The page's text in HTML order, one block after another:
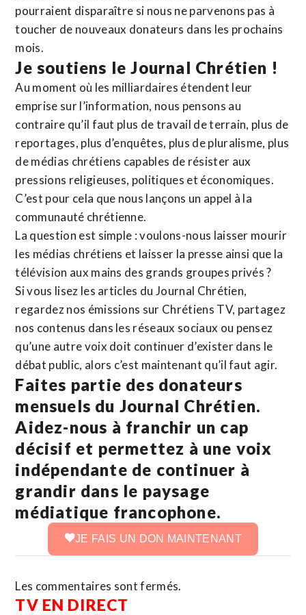
pourraient disparaître si nous ne parvenons pas à
toucher de nouveaux donateurs dans les prochains
mois.
Je soutiens le Journal Chrétien !
Au moment où les milliardaires étendent leur
emprise sur l’information, nous pensons au
contraire qu’il faut plus de travail de terrain, plus de
reportages, plus d’enquêtes, plus de pluralisme, plus
de médias chrétiens capables de résister aux
pressions religieuses, politiques et économiques.
C’est pour cela que nous lançons un appel à la
communauté chrétienne.
La question est simple : voulons-nous laisser mourir
les médias chrétiens et laisser la presse ainsi que la
télévision aux mains des grands groupes privés ?
Si vous lisez les articles du Journal Chrétien,
regardez nos émissions sur Chrétiens TV, partagez
nos contenus dans les réseaux sociaux ou pensez
qu’une autre voix doit continuer d’exister dans le
débat public, alors c’est maintenant qu’il faut agir.
Faites partie des donateurs
mensuels du Journal Chrétien.
Aidez-nous à franchir un cap
décisif et permettez à une voix
indépendante de continuer à
grandir dans le paysage
médiatique francophone.
JE FAIS UN DON MAINTENANT
Les commentaires sont fermés.
TV EN DIRECT